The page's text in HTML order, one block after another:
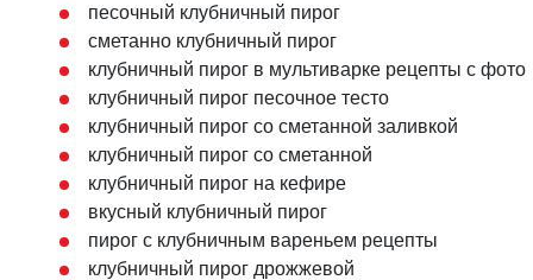
песочный клубничный пирог
сметанно клубничный пирог
клубничный пирог в мультиварке рецепты с фото
клубничный пирог песочное тесто
клубничный пирог со сметанной заливкой
клубничный пирог со сметанной
клубничный пирог на кефире
вкусный клубничный пирог
пирог с клубничным вареньем рецепты
клубничный пирог дрожжевой